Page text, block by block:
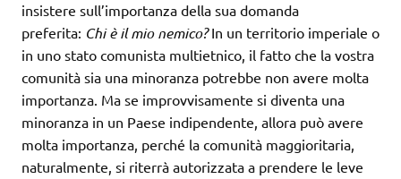
insistere sull’importanza della sua domanda
preferita: Chi è il mio nemico?In un territorio imperiale o
in uno stato comunista multietnico, il fatto che la vostra
comunità sia una minoranza potrebbe non avere molta
importanza. Ma se improvvisamente si diventa una
minoranza in un Paese indipendente, allora può avere
molta importanza, perché la comunità maggioritaria,
naturalmente, si riterrà autorizzata a prendere le leve